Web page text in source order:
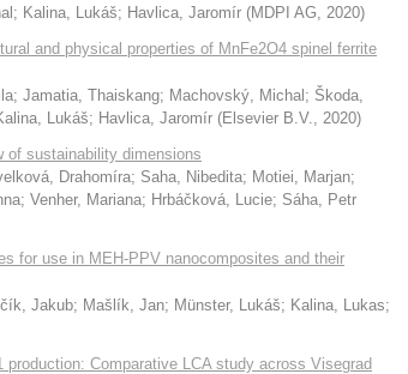
; Kalina, Lukáš; Havlica, Jaromír (MDPI AG, 2020)
and physical properties of MnFe2O4 spinel ferrite
; Jamatia, Thaiskang; Machovský, Michal ; Škoda,
Lukáš; Havlica, Jaromír (Elsevier B.V., 2020)
of sustainability dimensions
Drahomíra; Saha, Nibedita; Motiei, Marjan;
; Venher, Mariana; Hrbáčková, Lucie; Sáha, Petr
for use in MEH-PPV nanocomposites and their
Jakub; Mašlík, Jan; Münster, Lukáš; Kalina, Lukas;
Comparative LCA study across Visegrad